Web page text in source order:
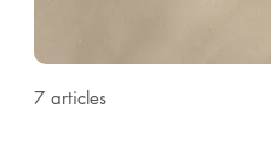
7 articles